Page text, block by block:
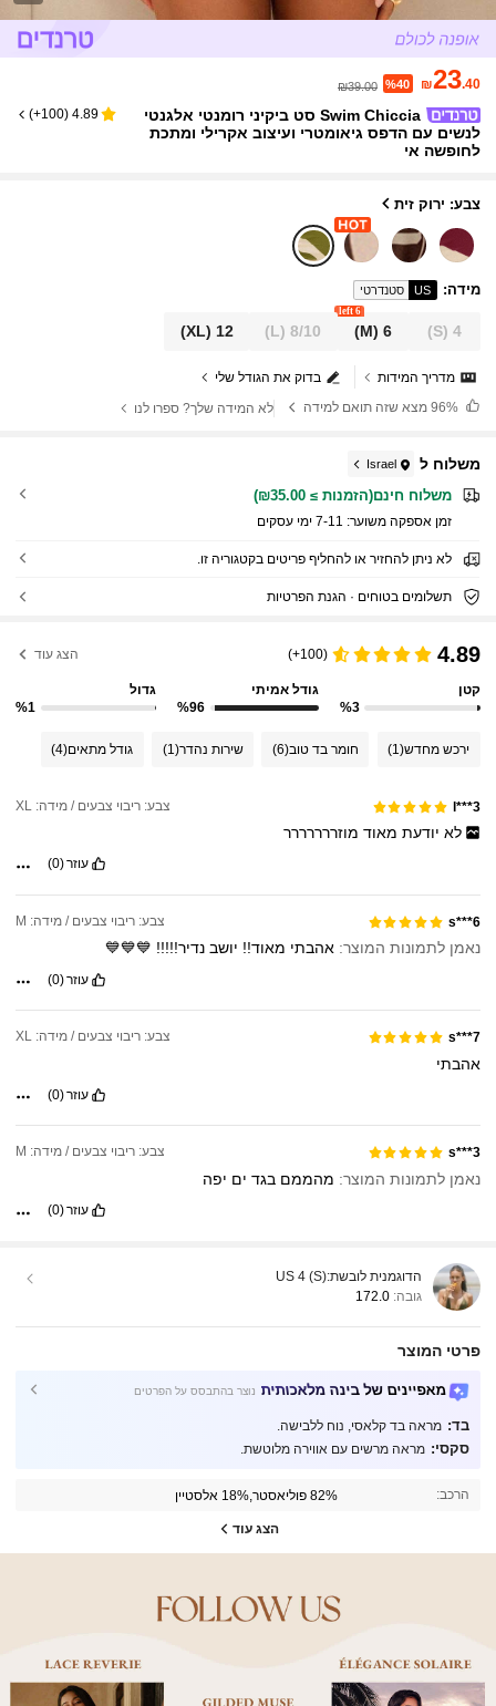
₪23.40
%40
₪39.00
Swim Chiccia סט ביקיני רומנטי אלגנטי
לנשים עם הדפס גיאומטרי ועיצוב אקרילי ומתכת
לחופשה אי
4.89
(
100+
)
צבע: ירוק זית
מידה:
US סטנדרטי
4
(S)
6
(M)
6 left
8/10
(L)
12
(XL)
בדוק את הגודל שלי
מדריך המידות
מצא שזה תואם למידה לא המידה שלך? ספרו לנו
משלוח ל Israel
משלוח חינם(הזמנות ≥ ₪35.00)
זמן אספקה ​​משוער: 7-11 ימי עסקים
לא ניתן להחזיר או להחליף פריטים בקטגוריה זו.
תשלומים בטוחים · הגנת הפרטיות
4.89
(100+) הצג עוד
קטן
%3
גודל אמיתי
%96
גדול
%1
ירכש מחדש(1) חומר בד טוב(6) שירות נהדר(1) גודל מתאים(4)
l***3 צבע: ריבוי צבעים / מידה: XL
לא יודעת מאוד מוזררררררר
עוזר(0)
s***6 צבע: ריבוי צבעים / מידה: M
נאמן לתמונות המוצר:אהבתי מאוד!! יושבנדיר!!!!! 💙💙💙
עוזר(0)
s***7 צבע: ריבוי צבעים / מידה: XL
אהבתי
עוזר(0)
s***3 צבע: ריבוי צבעים / מידה: M
נאמן לתמונות המוצר: מהממםבגד ים יפה
עוזר(0)
הדוגמנית לובשת:US 4 (S)
גובה: 172.0
פרטי המוצר
מאפיינים של בינה מלאכותית נוצר בהתבסס על הפרטים
בד: מראה בד קלאסי, נוח ללבישה.
סקסי: מראה מרשים עם אווירה מלוטשת.
הרכב: 82% פוליאסטר,18% אלסטיין
הצג עוד